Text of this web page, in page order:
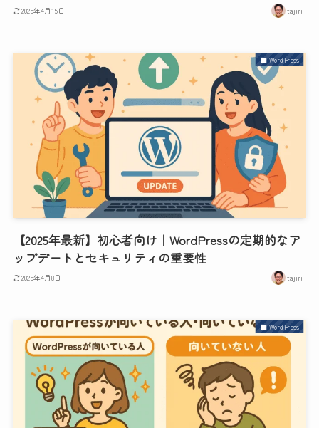
2025年4月15日 tajiri
WordPress
【2025年最新】初心者向け｜WordPressの定期的なア
ップデートとセキュリティの重要性
2025年4月8日 tajiri
WordPress